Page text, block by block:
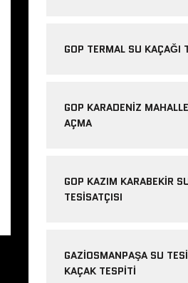
GOP TERMAL SU KAÇAĞI
GOP KARADENIZ
AÇMA
GOP KAZIM KARABEKIR
TESISATÇISI
GAZIOSMANPAŞA SU
KAÇAK TESPITI